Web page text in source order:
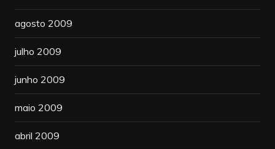
agosto 2009
julho 2009
junho 2009
maio 2009
abril 2009